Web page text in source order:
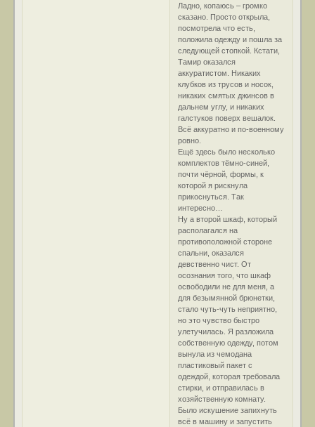
Ладно, копаюсь – громко
сказано. Просто открыла,
посмотрела что есть,
положила одежду и пошла за
следующей стопкой. Кстати,
Тамир оказался
аккуратистом. Никаких
клубков из трусов и носок,
никаких смятых джинсов в
дальнем углу, и никаких
галстуков поверх вешалок.
Всё аккуратно и по-военному
ровно.
Ещё здесь было несколько
комплектов тёмно-синей,
почти чёрной, формы, к
которой я рискнула
прикоснуться. Так
интересно…
Ну а второй шкаф, который
располагался на
противоположной стороне
спальни, оказался
девственно чист. От
осознания того, что шкаф
освободили не для меня, а
для безымянной брюнетки,
стало чуть-чуть неприятно,
но это чувство быстро
улетучилась. Я разложила
собственную одежду, потом
вынула из чемодана
пластиковый пакет с
одеждой, которая требовала
стирки, и отправилась в
хозяйственную комнату.
Было искушение запихнуть
всё в машину и запустить